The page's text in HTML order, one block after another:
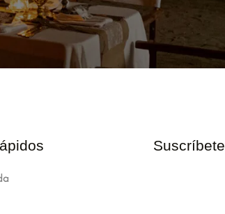
Suscríbete